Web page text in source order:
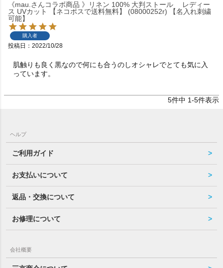
《mau.さんコラボ商品 》リネン 100% 大判ストール レディー
ス UVカット 【ネコポスで送料無料】 (08000252r) 【名入れ刺繍
可能】
購入者
投稿日 2022/10/28
肌触りも良く黒なので何にも合うのしオシャレでとても気に入
っています。
5件中 1-5件表示
ヘルプ
ご利用ガイド
お支払いについて
返品・交換について
お修理について
会社概要